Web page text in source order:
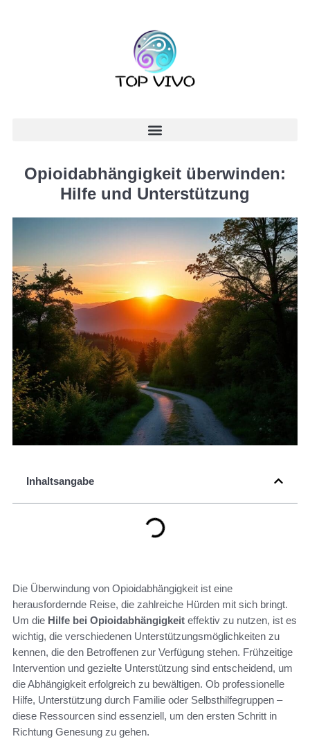
Opioidabhängigkeit überwinden:
Hilfe und Unterstützung
Inhaltsangabe
Die Überwindung von Opioidabhängigkeit ist eine
herausfordernde Reise, die zahlreiche Hürden mit sich bringt.
Um die Hilfe bei Opioidabhängigkeit effektiv zu nutzen, ist es
wichtig, die verschiedenen Unterstützungsmöglichkeiten zu
kennen, die den Betroffenen zur Verfügung stehen. Frühzeitige
Intervention und gezielte Unterstützung sind entscheidend, um
die Abhängigkeit erfolgreich zu bewältigen. Ob professionelle
Hilfe, Unterstützung durch Familie oder Selbsthilfegruppen –
diese Ressourcen sind essenziell, um den ersten Schritt in
Richtung Genesung zu gehen.